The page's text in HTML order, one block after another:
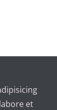
et